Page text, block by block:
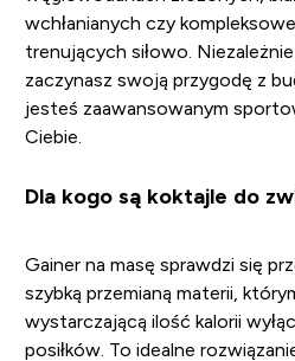
wchłanianych czy
trenujących siłowo.
zaczynasz swoją przygodę z
jesteś zaawansowanym
Ciebie.
Dla kogo są koktajle do
Gainer na masę sprawdzi się
szybką przemianą materii,
wystarczającą ilość kalorii
posiłków. To idealne